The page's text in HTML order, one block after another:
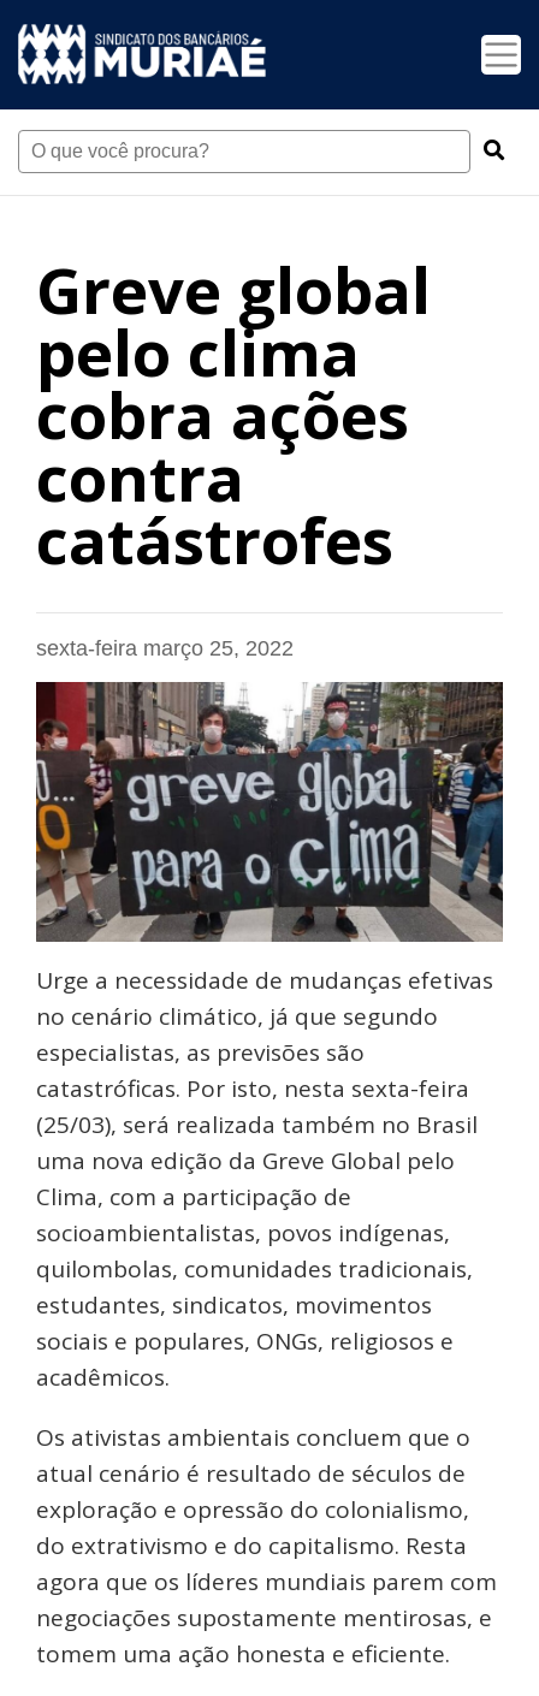
Greve global
pelo clima
cobra ações
contra
catástrofes
sexta-feira março 25, 2022
Urge a necessidade de mudanças efetivas
no cenário climático, já que segundo
especialistas, as previsões são
catastróficas. Por isto, nesta sexta-feira
(25/03), será realizada também no Brasil
uma nova edição da Greve Global pelo
Clima, com a participação de
socioambientalistas, povos indígenas,
quilombolas, comunidades tradicionais,
estudantes, sindicatos, movimentos
sociais e populares, ONGs, religiosos e
acadêmicos.
Os ativistas ambientais concluem que o
atual cenário é resultado de séculos de
exploração e opressão do colonialismo,
do extrativismo e do capitalismo. Resta
agora que os líderes mundiais parem com
negociações supostamente mentirosas, e
tomem uma ação honesta e eficiente.